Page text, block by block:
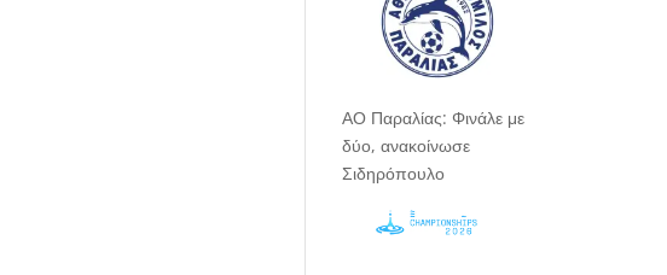
ΑΟ Παραλίας: Φινάλε με
δύο, ανακοίνωσε
Σιδηρόπουλο